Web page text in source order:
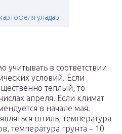
уладар
учитывать в соответствии
условий. Если
теплый, то
апреля. Если климат
в начале мая.
штиль, температура
температура грунта – 10